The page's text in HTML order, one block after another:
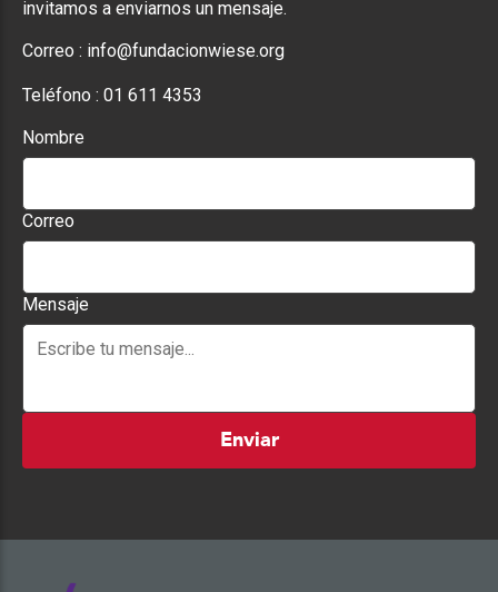
invitamos a enviarnos un mensaje.
Correo : info@fundacionwiese.org
Teléfono : 01 611 4353
Nombre
Correo
Mensaje
Enviar